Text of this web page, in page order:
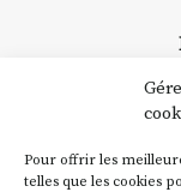
Pour offrir les
telles que les cookies